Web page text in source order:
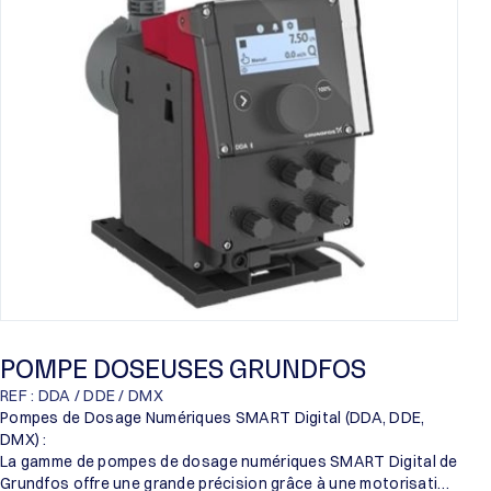
POMPE DOSEUSES GRUNDFOS
REF : DDA / DDE / DMX
Pompes de Dosage Numériques SMART Digital (DDA, DDE,
DMX) :
La gamme de pompes de dosage numériques SMART Digital de
Grundfos offre une grande précision grâce à une motorisation